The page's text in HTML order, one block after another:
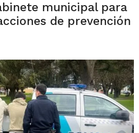
municipal para
de prevención